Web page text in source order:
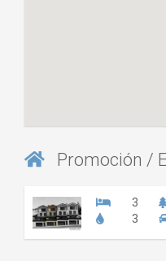
Promoción /
3
3